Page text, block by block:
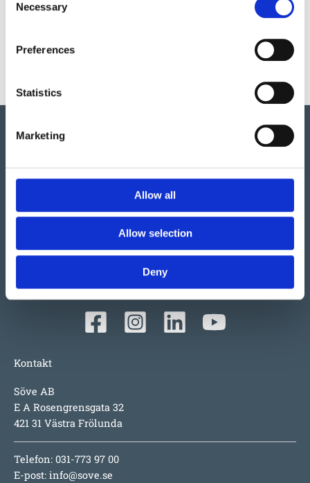
Selection
Necessary
Preferences
Statistics
Marketing
Allow all
Allow selection
Deny
DWG, produktblad, teknisk information, bilder etc.
Vi har så mycket vi skulle vilja berätta om detta både
stora och lilla företag i Ulefoss, Norge. Ett familjeföretag
parkmöbler m.m. i Norden. Tillväxten beror faktiskt mest
på produkterna i sig; underhållsfritt, lång garanti,
inspirerande utmaningar för barnen, hög säkerhet och
numera även design i toppklass.
Kontakt
Söve AB
E A Rosengrensgata 32
421 31 Västra Frölunda
Telefon: 031-773 97 00
E-post: info@sove.se